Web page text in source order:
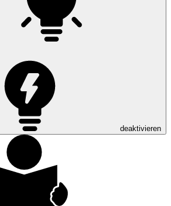
deaktivieren